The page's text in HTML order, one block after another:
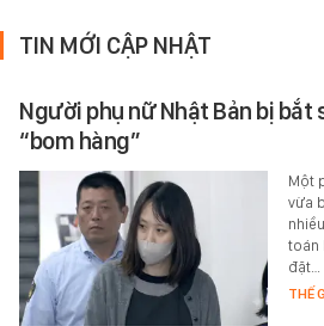
TIN MỚI CẬP NHẬT
Người phụ nữ Nhật Bản bị bắt
“bom hàng”
Một
vừa
toán
đặt…
THẾ